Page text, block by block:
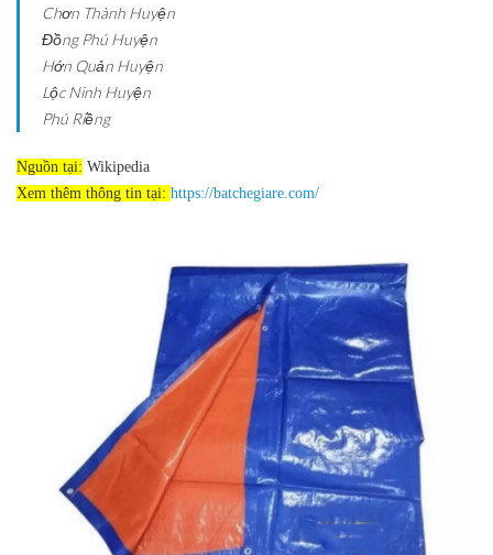
Chơn Thành Huyện
Đồng Phú Huyện
Hớn Quản Huyện
Lộc Ninh Huyện
Phú Riềng
Nguồn tại: Wikipedia
Xem thêm thông tin tại: https://batchegiare.com/